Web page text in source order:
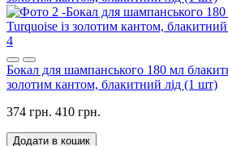
4
Бокал для шампанського 180 мл
золотим кантом, блакитний лід (1 шт)
374 грн. 410 грн.
Додати в кошик